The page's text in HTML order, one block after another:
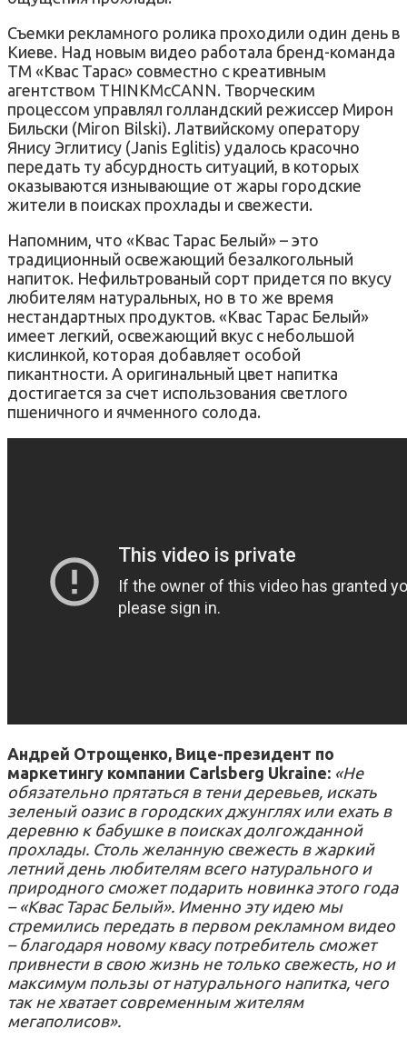
Съемки рекламного ролика проходили один день в
Киеве. Над новым видео работала бренд-команда
ТМ «Квас Тарас» совместно с креативным
агентством THINKMcCANN. Творческим
процессом управлял голландский режиссер Мирон
Бильски (Miron Bilski). Латвийскому оператору
Янису Эглитису (Janis Eglitis) удалось красочно
передать ту абсурдность ситуаций, в которых
оказываются изнывающие от жары городские
жители в поисках прохлады и свежести.
Напомним, что «Квас Тарас Белый» – это
традиционный освежающий безалкогольный
напиток. Нефильтрованый сорт придется по вкусу
любителям натуральных, но в то же время
нестандартных продуктов. «Квас Тарас Белый»
имеет легкий, освежающий вкус с небольшой
кислинкой, которая добавляет особой
пикантности. А оригинальный цвет напитка
достигается за счет использования светлого
пшеничного и ячменного солода.
Андрей Отрощенко, Вице-президент по
маркетингу компании Carlsberg Ukraine: «Не
обязательно прятаться в тени деревьев, искать
зеленый оазис в городских джунглях или ехать в
деревню к бабушке в поисках долгожданной
прохлады. Столь желанную свежесть в жаркий
летний день любителям всего натурального и
природного сможет подарить новинка этого года
– «Квас Тарас Белый». Именно эту идею мы
стремились передать в первом рекламном видео
– благодаря новому квасу потребитель сможет
привнести в свою жизнь не только свежесть, но и
максимум пользы от натурального напитка, чего
так не хватает современным жителям
мегаполисов».